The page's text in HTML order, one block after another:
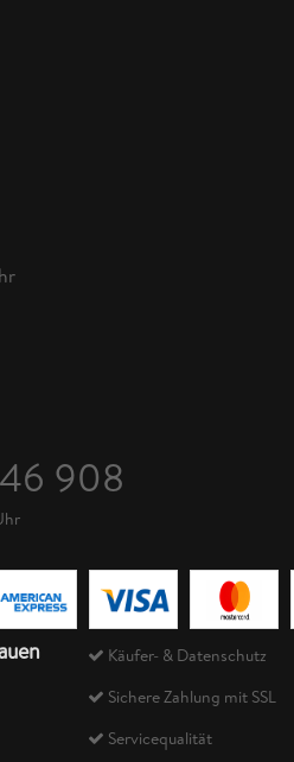
908
Käufer- & Datenschutz
Sichere Zahlung mit SSL
Servicequalität